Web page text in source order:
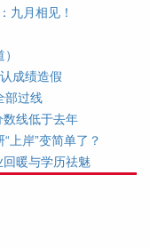
九月相见！
成绩造假
部过线
线低于去年
上岸”变简单了？
暖与学历祛魅